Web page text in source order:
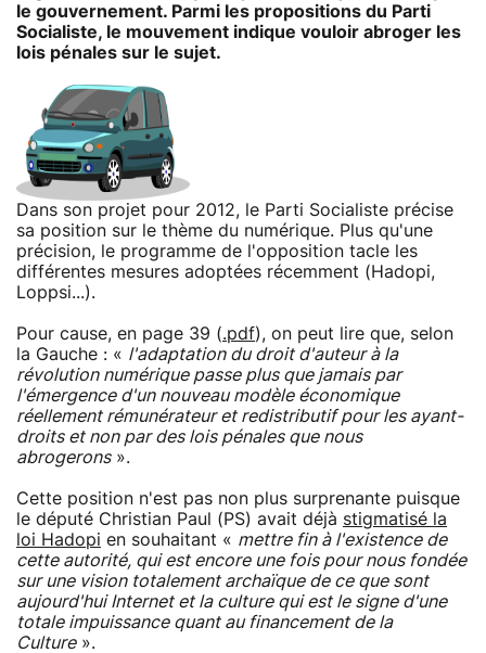
le gouvernement. Parmi les propositions du Parti
Socialiste, le mouvement indique vouloir abroger les
lois pénales sur le sujet.
Dans son projet pour 2012, le Parti Socialiste précise
sa position sur le thème du numérique. Plus qu'une
précision, le programme de l'opposition tacle les
différentes mesures adoptées récemment (Hadopi,
Loppsi...).
Pour cause, en page 39 (.pdf), on peut lire que, selon
la Gauche : « l'adaptation du droit d'auteur à la
révolution numérique passe plus que jamais par
l'émergence d'un nouveau modèle économique
réellement rémunérateur et redistributif pour les ayant-
droits et non par des lois pénales que nous
abrogerons».
Cette position n'est pas non plus surprenante puisque
le député Christian Paul (PS) avait déjà stigmatisé la
loi Hadopi en souhaitant « mettre fin à l'existence de
cette autorité, qui est encore une fois pour nous fondée
sur une vision totalement archaïque de ce que sont
aujourd'hui Internet et la culture qui est le signe d'une
totale impuissance quant au financement de la
Culture».